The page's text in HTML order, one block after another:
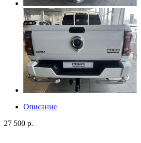
Описание
27 500 р.